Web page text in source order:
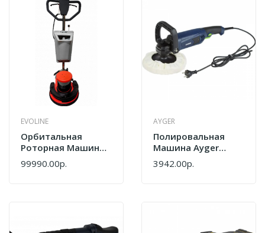
EVOLINE
Орбитальная
Роторная Машина
EVOline FME 2500
99990.00р.
AYGER
Полировальная
Машина Ayger
APV1200/180
3942.00р.